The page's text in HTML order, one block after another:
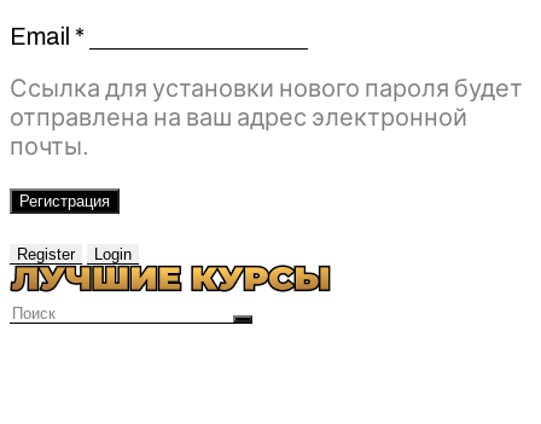
Email *Обязательно
Ссылка для установки нового пароля будет
отправлена ​​на ваш адрес электронной
почты.
Регистрация
Register Login